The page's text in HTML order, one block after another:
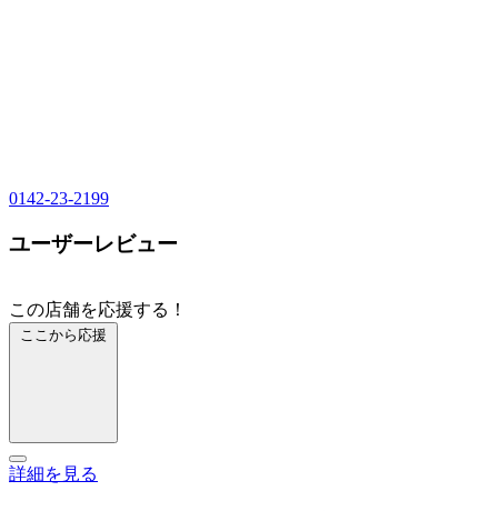
0142-23-2199
ユーザーレビュー
この店舗を応援する！
ここから応援
詳細を見る